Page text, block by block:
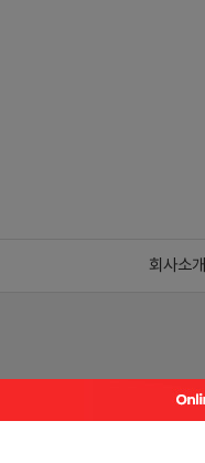
회사소개